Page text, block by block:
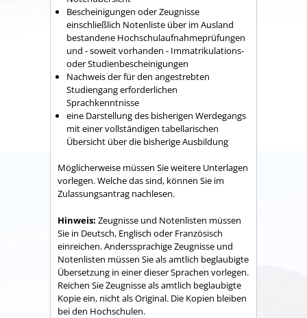
Bescheinigungen oder Zeugnisse
einschließlich Notenliste über im Ausland
bestandene Hochschulaufnahmeprüfungen
und - soweit vorhanden - Immatrikulations-
oder Studienbescheinigungen
Nachweis der für den angestrebten
Studiengang erforderlichen
Sprachkenntnisse
eine Darstellung des bisherigen Werdegangs
mit einer vollständigen tabellarischen
Übersicht über die bisherige Ausbildung
Möglicherweise müssen Sie weitere Unterlagen
vorlegen. Welche das sind, können Sie im
Zulassungsantrag nachlesen.
Hinweis: Zeugnisse und Notenlisten müssen
Sie in Deutsch, Englisch oder Französisch
einreichen. Anderssprachige Zeugnisse und
Notenlisten müssen Sie als amtlich beglaubigte
Übersetzung in einer dieser Sprachen vorlegen.
Reichen Sie Zeugnisse als amtlich beglaubigte
Kopie ein, nicht als Original. Die Kopien bleiben
bei den Hochschulen.